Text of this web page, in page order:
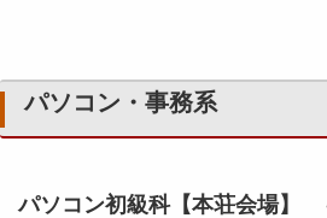
パソコン・事務系
パソコン初級科【本荘会場